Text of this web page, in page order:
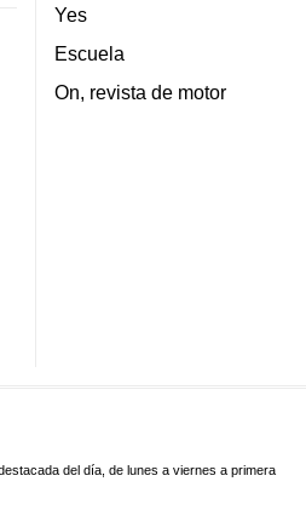
Yes
Escuela
On, revista de motor
del día, de lunes a viernes a primera